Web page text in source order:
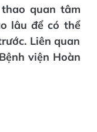
quan tâm
lâu để có thể
Liên quan
viện Hoàn